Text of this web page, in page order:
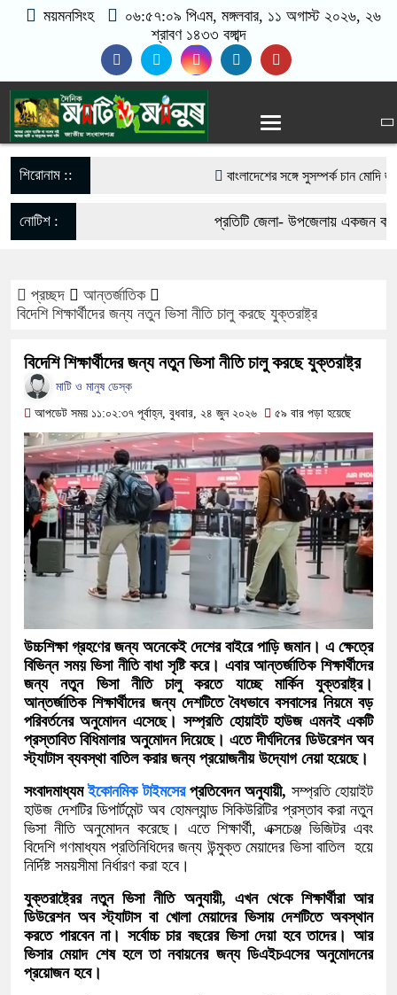
ময়মনসিংহ ০৬:৫৭:১০ পিএম, মঙ্গলবার, ১১ অগাস্ট ২০২৬, ২৬
শ্রাবণ ১৪৩৩ বঙ্গাব্দ
শিরোনাম :: বাংলাদেশের সঙ্গে সুসম্পর্ক চান মোদি
ওখানে মধু আছে, চুষলেই মজা লাগে
যশোর বোর্ডে এসএসসিতে পাসের হার
জন
হাজার
সমতল আদিবাসী নারী সম্মেলনে
প্রকাশিত হলো এসএসসি ও সমমানের ফল:
৬২.২৫ শতাংশে
আজ তারকে রহমানরে সঙ্গে ভারতীয়
১/১১ তে তারেক রহমানকে ‘আয়নাঘরে’
গণঅভ্যুত্থানের সঙ্গে প্রথম বেইমানি
রাশেদ খাঁন
নোটিশ : প্রতিটি জেলা- উপজেলায় একজন করে
প্রচ্ছদ
আন্তর্জাতিক
বিদেশি শিক্ষার্থীদের জন্য নতুন ভিসা নীতি চালু করছে যুক্তরাষ্ট্র
বিদেশি শিক্ষার্থীদের জন্য নতুন ভিসা নীতি চালু করছে যুক্তরাষ্ট্র
মাটি ও মানুষ ডেস্ক
আপডেট সময় ১১:০২:৩৭ পূর্বাহ্ন, বুধবার, ২৪ জুন ২০২৬
৫৯ বার পড়া হয়েছে
উচ্চশিক্ষা গ্রহণের জন্য অনেকেই দেশের বাইরে পাড়ি জমান। এ ক্ষেত্রে
বিভিন্ন সময় ভিসা নীতি বাধা সৃষ্টি করে। এবার আন্তর্জাতিক শিক্ষার্থীদের
জন্য নতুন ভিসা নীতি চালু করতে যাচ্ছে মার্কিন যুক্তরাষ্ট্র।
আন্তর্জাতিক শিক্ষার্থীদের জন্য দেশটিতে বৈধভাবে বসবাসের নিয়মে বড়
পরিবর্তনের অনুমোদন এসেছে। সম্প্রতি হোয়াইট হাউজ এমনই একটি
প্রস্তাবিত বিধিমালার অনুমোদন দিয়েছে। এতে দীর্ঘদিনের ডিউরেশন অব
স্ট্যাটাস ব্যবস্থা বাতিল করার জন্য প্রয়োজনীয় উদ্যোগ নেয়া হয়েছে।
সংবাদমাধ্যমইকোনমিক টাইমসেরপ্রতিবেদন অনুযায়ী, সম্প্রতি হোয়াইট
হাউজ দেশটির ডিপার্টমেন্ট অব হোমল্যান্ড সিকিউরিটির প্রস্তাব করা নতুন
ভিসা নীতি অনুমোদন করেছে। এতে শিক্ষার্থী, এক্সচেঞ্জ ভিজিটর এবং
বিদেশি গণমাধ্যম প্রতিনিধিদের জন্য উন্মুক্ত মেয়াদের ভিসা বাতিল হয়ে
নির্দিষ্ট সময়সীমা নির্ধারণ করা হবে।
যুক্তরাষ্ট্রের নতুন ভিসা নীতি অনুযায়ী, এখন থেকে শিক্ষার্থীরা আর
ডিউরেশন অব স্ট্যাটাস বা খোলা মেয়াদের ভিসায় দেশটিতে অবস্থান
করতে পারবেন না। সর্বোচ্চ চার বছরের ভিসা দেয়া হবে তাদের। আর
ভিসার মেয়াদ শেষ হলে তা নবায়নের জন্য ডিএইচএসের অনুমোদনের
প্রয়োজন হবে।